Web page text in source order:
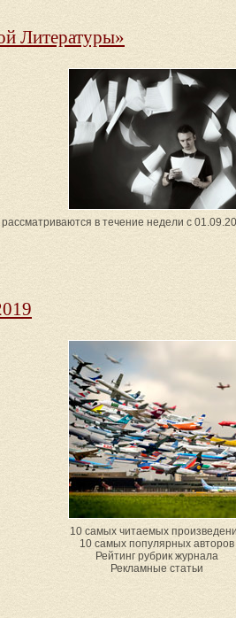
Литературы»
в течение недели с
10 самых читаемых
10 самых популярных авторов
Рейтинг рубрик журнала
Рекламные статьи